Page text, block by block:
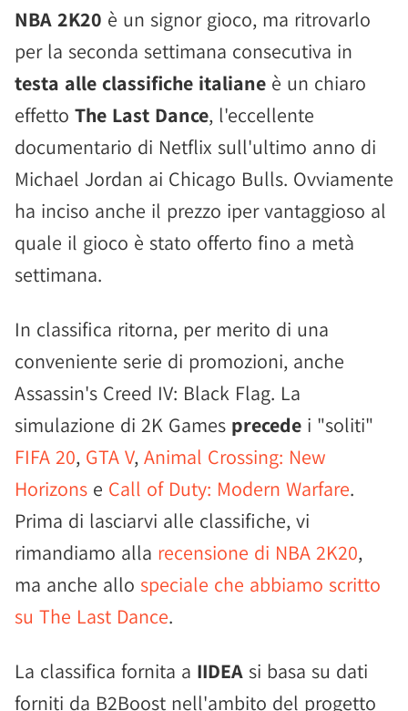
NBA 2K20 è un signor gioco, ma ritrovarlo
per la seconda settimana consecutiva in
testa alle classifiche italiane è un chiaro
effetto The Last Dance, l'eccellente
documentario di Netflix sull'ultimo anno di
Michael Jordan ai Chicago Bulls. Ovviamente
ha inciso anche il prezzo iper vantaggioso al
quale il gioco è stato offerto fino a metà
settimana.
In classifica ritorna, per merito di una
conveniente serie di promozioni, anche
Assassin's Creed IV: Black Flag. La
simulazione di 2K Games precede i "soliti"
FIFA 20, GTA V, Animal Crossing: New
Horizons e Call of Duty: Modern Warfare.
Prima di lasciarvi alle classifiche, vi
rimandiamo alla recensione di NBA 2K20,
ma anche allo speciale che abbiamo scritto
su The Last Dance.
La classifica fornita a IIDEA si basa su dati
forniti da B2Boost nell'ambito del progetto